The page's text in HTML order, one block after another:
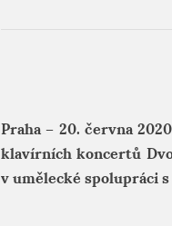
Praha – 20. června
klavírních koncertů
v umělecké spolupráci